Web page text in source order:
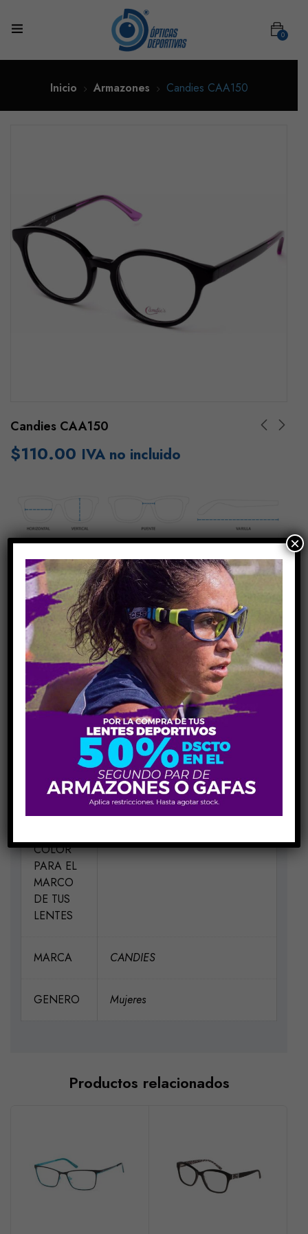
0
Inicio Armazones Candies CAA150
Candies CAA150
$110.00 IVA no incluido
Añadir Al Carrito
COMPARE
Share Link:
INFORMACIÓN ADICIONAL
H49-V41,5-P18-VA140
MATERIAL Acetato
COLOR
PARA EL
MARCO
DE TUS
LENTES
MARCA CANDIES
GENERO Mujeres
Productos relacionados
×